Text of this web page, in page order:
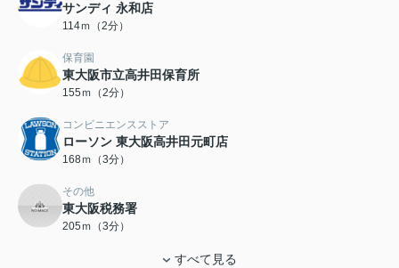
サンディ 永和店
114ｍ（2分）
保育園
東大阪市立高井田保育所
155ｍ（2分）
コンビニエンスストア
ローソン 東大阪高井田元町店
168ｍ（3分）
その他
東大阪税務署
205ｍ（3分）
すべて見る